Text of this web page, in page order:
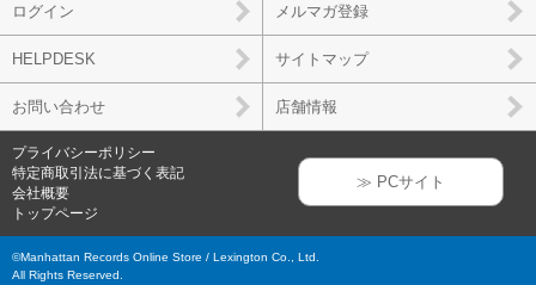
ログイン メルマガ登録
HELPDESK サイトマップ
お問い合わせ 店舗情報
プライバシーポリシー
特定商取引法に基づく表記
会社概要
トップページ
≫ PCサイト
©Manhattan Records Online Store / Lexington Co., Ltd.
All Rights Reserved.